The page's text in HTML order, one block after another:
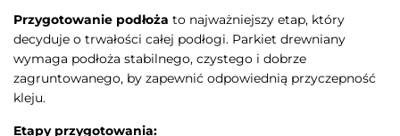
Przygotowanie podłoża to najważniejszy etap, który
decyduje o trwałości całej podłogi. Parkiet drewniany
wymaga podłoża stabilnego, czystego i dobrze
zagruntowanego, by zapewnić odpowiednią przyczepność
kleju.
Etapy przygotowania: